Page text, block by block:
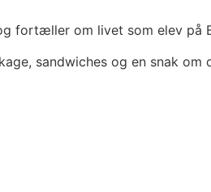
fortæller om livet som elev på
sandwiches og en snak om